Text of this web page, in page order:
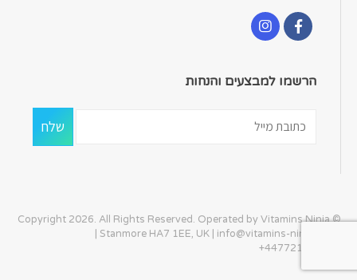
הרשמו למבצעים והנחות
© Copyright 2026. All Rights Reserved. Operated by Vitamins Ninja
| Stanmore HA7 1EE, UK | info@vitamins-ninja.com
+447721405586